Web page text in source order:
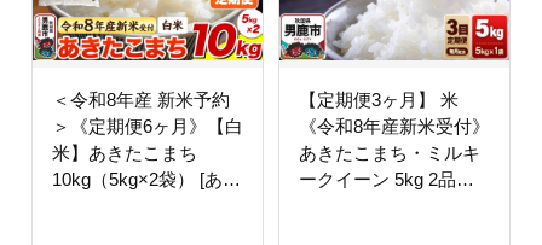
＜令和8年産 新米予約
＞《定期便6ヶ月》【白
米】あきたこまち
10kg（5kg×2袋） [あき
【定期便3ヶ月】 米
《令和8年産新米受付》
あきたこまち・ミルキ
ークイーン 5kg 2品種